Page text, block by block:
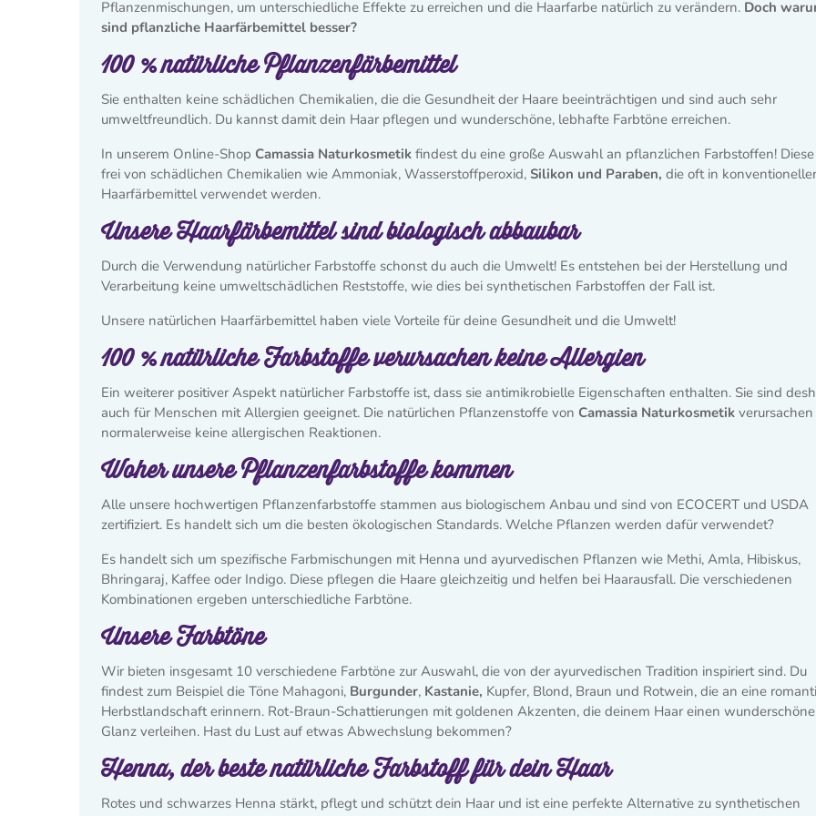
Pflanzenmischungen, um unterschiedliche Effekte zu erreichen und die Haarfarbe natürlich zu verändern. Doch
sind pflanzliche Haarfärbemittel besser?
100 % natürliche Pflanzenfärbemittel
Sie enthalten keine schädlichen Chemikalien, die die Gesundheit der Haare beeinträchtigen und sind auch sehr
umweltfreundlich. Du kannst damit dein Haar pflegen und wunderschöne, lebhafte Farbtöne erreichen.
In unserem Online-Shop Camassia Naturkosmetik findest du eine große Auswahl an pflanzlichen Farbstoffen!
frei von schädlichen Chemikalien wie Ammoniak, Wasserstoffperoxid, Silikon und Paraben, die oft in
Haarfärbemittel verwendet werden.
Unsere Haarfärbemittel sind biologisch abbaubar
Durch die Verwendung natürlicher Farbstoffe schonst du auch die Umwelt! Es entstehen bei der Herstellung und
Verarbeitung keine umweltschädlichen Reststoffe, wie dies bei synthetischen Farbstoffen der Fall ist.
Unsere natürlichen Haarfärbemittel haben viele Vorteile für deine Gesundheit und die Umwelt!
100 % natürliche Farbstoffe verursachen keine Allergien
Ein weiterer positiver Aspekt natürlicher Farbstoffe ist, dass sie antimikrobielle Eigenschaften enthalten. Sie sind
auch für Menschen mit Allergien geeignet. Die natürlichen Pflanzenstoffe von Camassia Naturkosmetik verursachen
normalerweise keine allergischen Reaktionen.
Woher unsere Pflanzenfarbstoffe kommen
Alle unsere hochwertigen Pflanzenfarbstoffe stammen aus biologischem Anbau und sind von ECOCERT und USDA
zertifiziert. Es handelt sich um die besten ökologischen Standards. Welche Pflanzen werden dafür verwendet?
Es handelt sich um spezifische Farbmischungen mit Henna und ayurvedischen Pflanzen wie Methi, Amla, Hibiskus,
Bhringaraj, Kaffee oder Indigo. Diese pflegen die Haare gleichzeitig und helfen bei Haarausfall. Die verschiedenen
Kombinationen ergeben unterschiedliche Farbtöne.
Unsere Farbtöne
Wir bieten insgesamt 10 verschiedene Farbtöne zur Auswahl, die von der ayurvedischen Tradition inspiriert sind. Du
findest zum Beispiel die Töne Mahagoni, Burgunder, Kastanie, Kupfer, Blond, Braun und Rotwein, die an eine
Herbstlandschaft erinnern. Rot-Braun-Schattierungen mit goldenen Akzenten, die deinem Haar einen
Glanz verleihen. Hast du Lust auf etwas Abwechslung bekommen?
Henna, der beste natürliche Farbstoff für dein Haar
Rotes und schwarzes Henna stärkt, pflegt und schützt dein Haar und ist eine perfekte Alternative zu synthetischen